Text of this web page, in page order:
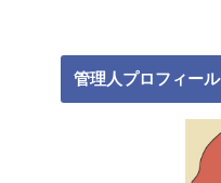
管理人プロフィール